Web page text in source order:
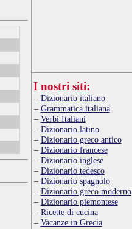
I nostri siti:
Dizionario italiano
Grammatica italiana
Verbi Italiani
Dizionario latino
Dizionario greco antico
Dizionario francese
Dizionario inglese
Dizionario tedesco
Dizionario spagnolo
Dizionario greco moderno
Dizionario piemontese
Ricette di cucina
Vacanze in Grecia